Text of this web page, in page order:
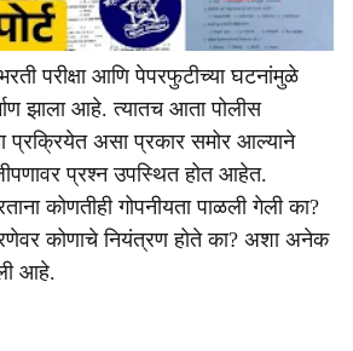
परीक्षा आणि पेपरफुटीच्या घटनांमुळे
झाला आहे. त्यातच आता पोलीस
प्रक्रियेत असा प्रकार समोर आल्याने
प्रश्न उपस्थित होत आहेत.
कोणतीही गोपनीयता पाळली गेली का?
कोणाचे नियंत्रण होते का? अशा अनेक
आहे.